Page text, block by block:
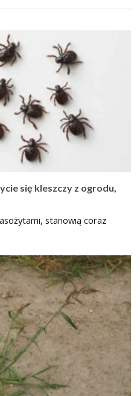
się kleszczy z ogrodu,
stanowią coraz